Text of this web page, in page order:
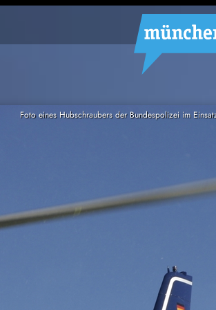
Foto eines Hubschraubers der Bundespolizei im